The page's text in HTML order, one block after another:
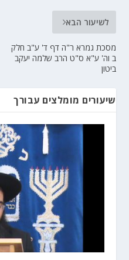
לשיעור הבא
מסכת גמרא ר"ה דף ד' ע"ב חלק
ב וה' ע"א ס"ט הרב שלמה יעקב
ביטון
שיעורים מומלצים עבורך